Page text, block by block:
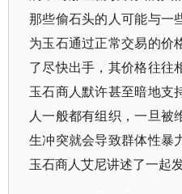
那些偷石头的人可能与一
为玉石通过正常交易的价
了尽快出手，其价格往往
玉石商人默许甚至暗地支
人一般都有组织，一旦被
生冲突就会导致群体性暴
玉石商人艾尼讲述了一起